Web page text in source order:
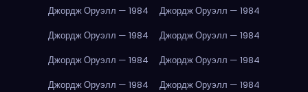
Джордж Оруэлл — 1984
Джордж Оруэлл — 1984
Джордж Оруэлл — 1984
Джордж Оруэлл — 1984
Джордж Оруэлл — 1984
Джордж Оруэлл — 1984
Джордж Оруэлл — 1984
Джордж Оруэлл — 1984